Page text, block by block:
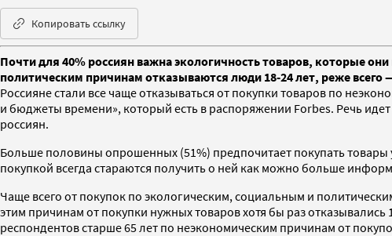
Копировать ссылку
Почти для 40% россиян важна экологичность товаров, которые
политическим причинам отказываются люди 18-24 лет, реже всего
Россияне стали все чаще отказываться от покупки товаров по
и бюджеты времени», который есть в распоряжении Forbes. Речь
россиян.
Больше половины опрошенных (51%) предпочитает покупать
покупкой всегда стараются получить о ней как можно больше
Чаще всего от покупок по экологическим, социальным и
этим причинам от покупки нужных товаров хотя бы раз
респондентов старше 65 лет по неэкономическим причинам от